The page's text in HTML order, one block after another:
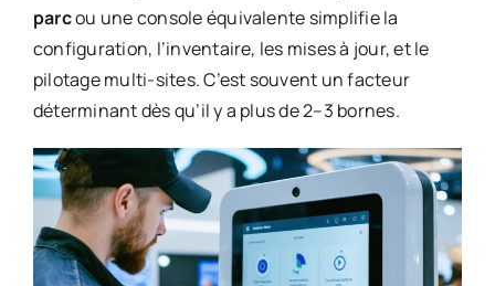
parcou une console équivalente simplifie la
configuration, l’inventaire, les mises à jour, et le
pilotage multi-sites. C’est souvent un facteur
déterminant dès qu’il y a plus de 2–3 bornes.